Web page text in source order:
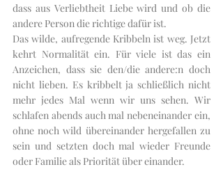
dass aus Verliebtheit Liebe wird und ob die
andere Person die richtige dafür ist.
Das wilde, aufregende Kribbeln ist weg. Jetzt
kehrt Normalität ein. Für viele ist das ein
Anzeichen, dass sie den/die andere:n doch
nicht lieben. Es kribbelt ja schließlich nicht
mehr jedes Mal wenn wir uns sehen. Wir
schlafen abends auch mal nebeneinander ein,
ohne noch wild übereinander hergefallen zu
sein und setzten doch mal wieder Freunde
oder Familie als Priorität über einander.